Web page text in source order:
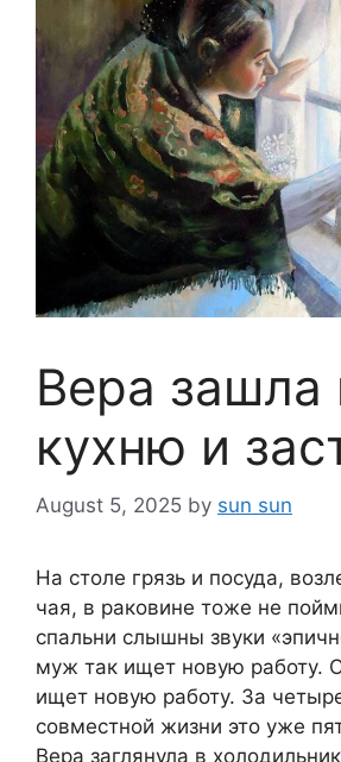
Вера зашла
кухню и
August 5, 2025 by sun sun
На столе грязь и посуда,
чая, в раковине тоже не
спальни слышны звуки
муж так ищет новую работу.
ищет новую работу. За
совместной жизни это уже
Вера заглянула в